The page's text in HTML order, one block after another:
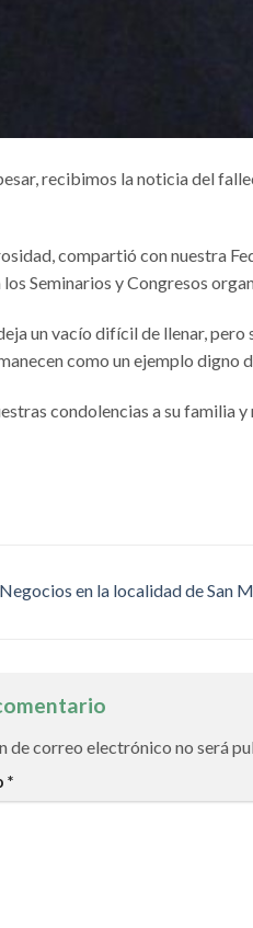
recibimos la noticia del
compartió con nuestra
Seminarios y Congresos
un vacío difícil de llenar,
como un ejemplo digno
condolencias a su familia
en la localidad de San
de correo electrónico no será
*